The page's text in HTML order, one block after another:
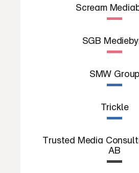
Scream
SGB
SMW Group
Trickle
Trusted Media
AB